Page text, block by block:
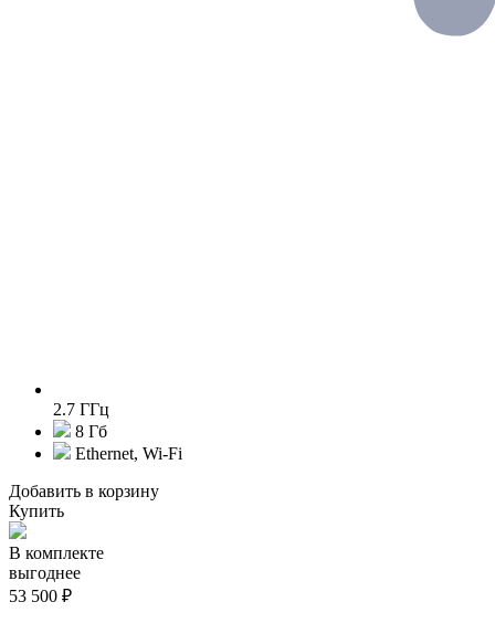
2.7 ГГц
8 Гб
Ethernet, Wi-Fi
Добавить в корзину
Купить
В комплекте
выгоднее
53 500 ₽